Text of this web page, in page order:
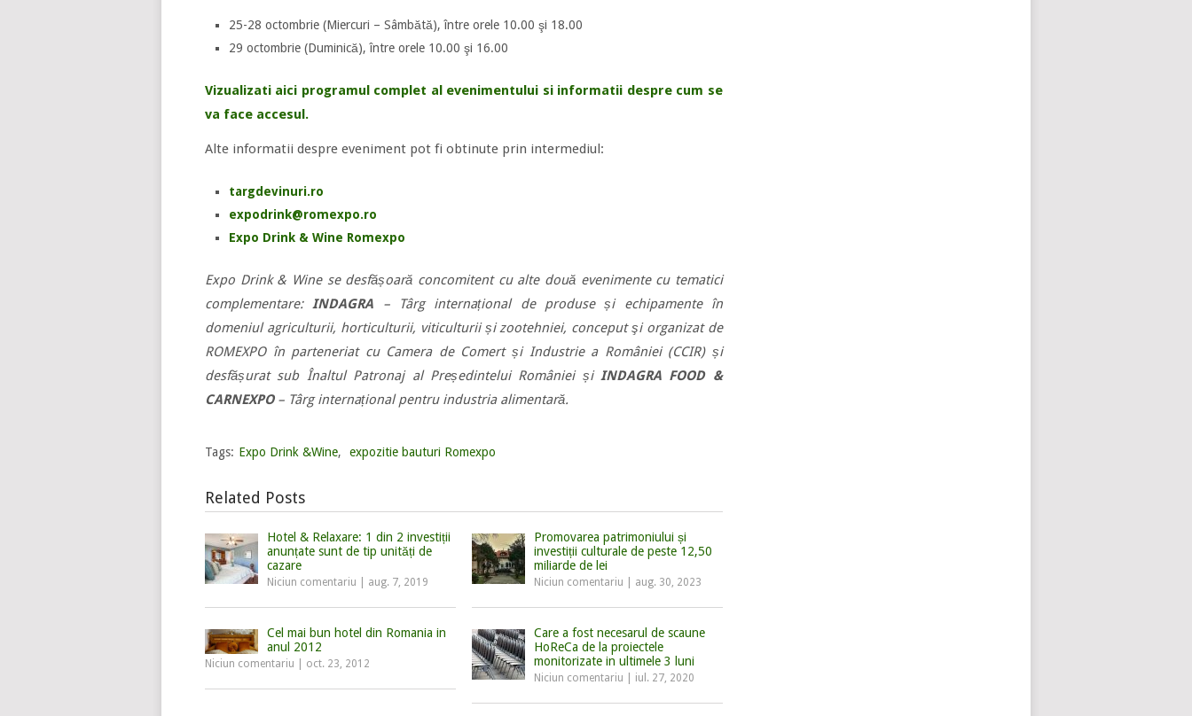
25-28 octombrie (Miercuri – Sâmbătă), între orele 10.00 şi 18.00
29 octombrie (Duminică), între orele 10.00 şi 16.00
Vizualizati aici programul complet al evenimentului si informatii despre cum se
va face accesul.
Alte informatii despre eveniment pot fi obtinute prin intermediul:
targdevinuri.ro
expodrink@romexpo.ro
Expo Drink & Wine Romexpo
Expo Drink & Wine se desfășoară concomitent cu alte două evenimente cu tematici
complementare:INDAGRA – Târg internațional de produse și echipamente în
domeniul agriculturii, horticulturii, viticulturii și zootehniei, conceput şi organizat de
ROMEXPO în parteneriat cu Camera de Comert și Industrie a României (CCIR) și
desfășurat sub Înaltul Patronaj al Președintelui României șiINDAGRA FOOD &
CARNEXPO– Târg internațional pentru industria alimentară.
Tags: Expo Drink &Wine, expozitie bauturi Romexpo
Related Posts
Hotel & Relaxare: 1 din 2 investiții
anunțate sunt de tip unități de
cazare
Niciun comentariu aug. 7, 2019
Promovarea patrimoniului și
investiții culturale de peste 12,50
miliarde de lei
Niciun comentariu aug. 30, 2023
Cel mai bun hotel din Romania in
anul 2012
Niciun comentariu oct. 23, 2012
Care a fost necesarul de scaune
HoReCa de la proiectele
monitorizate in ultimele 3 luni
Niciun comentariu iul. 27, 2020